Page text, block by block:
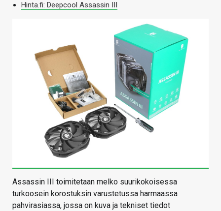
Hinta.fi: Deepcool Assassin III
Assassin III toimitetaan melko suurikokoisessa
turkoosein korostuksin varustetussa harmaassa
pahvirasiassa, jossa on kuva ja tekniset tiedot